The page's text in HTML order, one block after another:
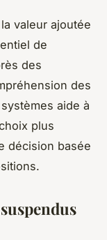
valeur ajoutée
de
des
des
aide à
plus
décision basée